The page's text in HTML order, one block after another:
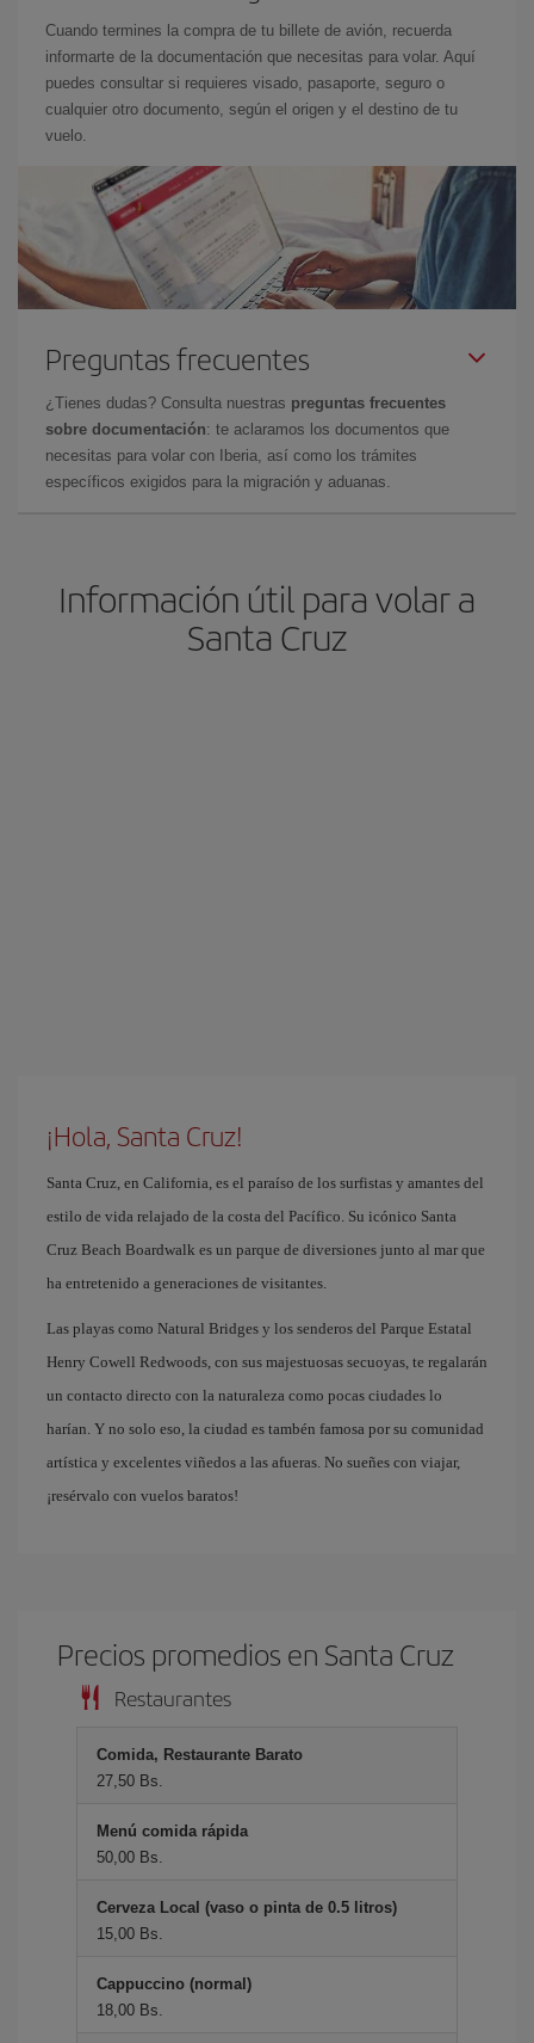
Cuando termines la compra de tu billete de avión, recuerda
informarte de la documentación que necesitas para volar. Aquí
puedes consultar si requieres visado, pasaporte, seguro o
cualquier otro documento, según el origen y el destino de tu
vuelo.
Preguntas frecuentes
¿Tienes dudas? Consulta nuestras preguntas frecuentes
sobre documentación: te aclaramos los documentos que
necesitas para volar con Iberia, así como los trámites
específicos exigidos para la migración y aduanas.
Información útil para volar a
Santa Cruz
¡Hola, Santa Cruz!
Santa Cruz, en California, es el paraíso de los surfistas y amantes del
estilo de vida relajado de la costa del Pacífico. Su icónico Santa
Cruz Beach Boardwalk es un parque de diversiones junto al mar que
ha entretenido a generaciones de visitantes.
Las playas como Natural Bridges y los senderos del Parque Estatal
Henry Cowell Redwoods, con sus majestuosas secuoyas, te regalarán
un contacto directo con la naturaleza como pocas ciudades lo
harían. Y no solo eso, la ciudad es tambén famosa por su comunidad
artística y excelentes viñedos a las afueras. No sueñes con viajar,
¡resérvalo con vuelos baratos!
Precios promedios en Santa Cruz
Restaurantes
Comida, Restaurante Barato
27,50 Bs.
Menú comida rápida
50,00 Bs.
Cerveza Local (vaso o pinta de 0.5 litros)
15,00 Bs.
Cappuccino (normal)
18,00 Bs.